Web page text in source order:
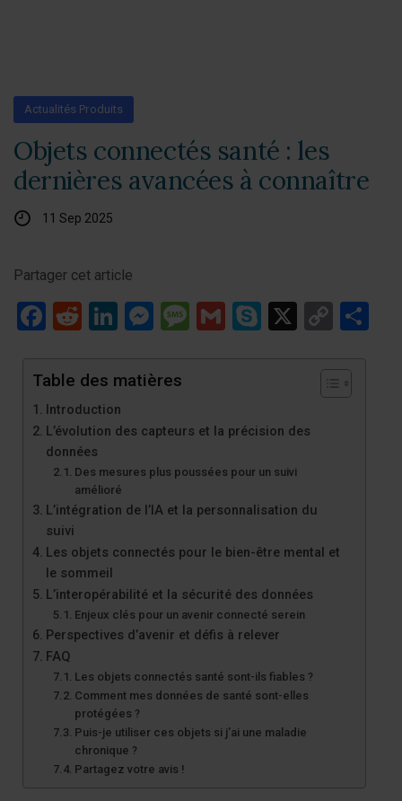
Actualités Produits
Objets connectés santé : les
dernières avancées à connaître
11 Sep 2025
Partager cet article
Facebook
RedditLinkedIn
Messenger
Message
GmailSkype
X
Copy
Table des matières
Introduction
L’évolution des capteurs et la précision des
données
Des mesures plus poussées pour un suivi
amélioré
L’intégration de l’IA et la personnalisation du
suivi
Les objets connectés pour le bien-être mental et
le sommeil
L’interopérabilité et la sécurité des données
Enjeux clés pour un avenir connecté serein
Perspectives d’avenir et défis à relever
FAQ
Les objets connectés santé sont-ils fiables ?
Comment mes données de santé sont-elles
protégées ?
Puis-je utiliser ces objets si j’ai une maladie
chronique ?
Partagez votre avis !